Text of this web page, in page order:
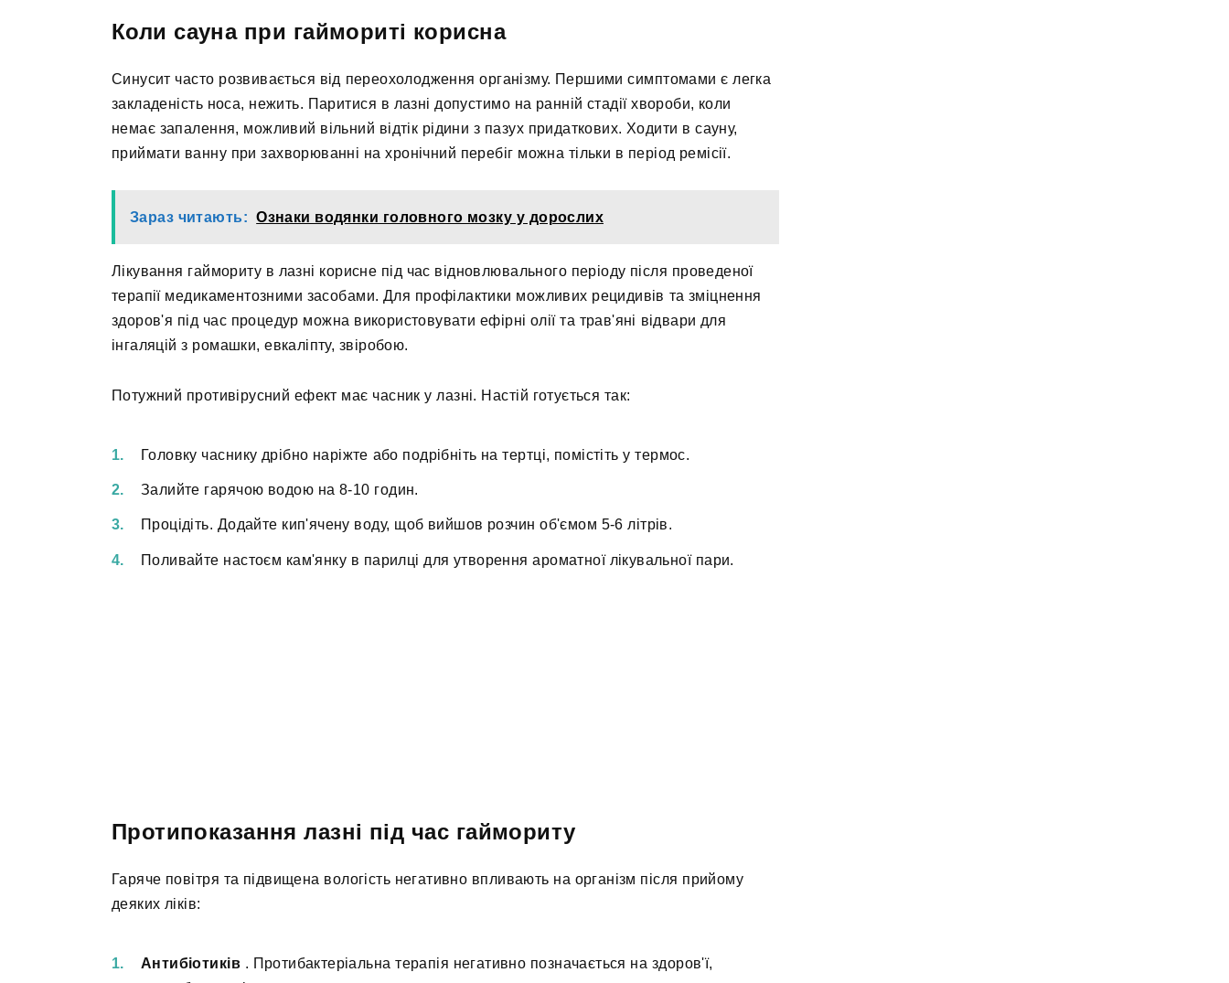
Коли сауна при гаймориті корисна
Синусит часто розвивається від переохолодження організму. Першими симптомами є легка
закладеність носа, нежить. Паритися в лазні допустимо на ранній стадії хвороби, коли
немає запалення, можливий вільний відтік рідини з пазух придаткових. Ходити в сауну,
приймати ванну при захворюванні на хронічний перебіг можна тільки в період ремісії.
Зараз читають: Ознаки водянки головного мозку у дорослих
Лікування гаймориту в лазні корисне під час відновлювального періоду після проведеної
терапії медикаментозними засобами. Для профілактики можливих рецидивів та зміцнення
здоров'я під час процедур можна використовувати ефірні олії та трав'яні відвари для
інгаляцій з ромашки, евкаліпту, звіробою.
Потужний противірусний ефект має часник у лазні. Настій готується так:
Головку часнику дрібно наріжте або подрібніть на тертці, помістіть у термос.
Залийте гарячою водою на 8-10 годин.
Процідіть. Додайте кип'ячену воду, щоб вийшов розчин об'ємом 5-6 літрів.
Поливайте настоєм кам'янку в парилці для утворення ароматної лікувальної пари.
Протипоказання лазні під час гаймориту
Гаряче повітря та підвищена вологість негативно впливають на організм після прийому
деяких ліків:
Антибіотиків. Протибактеріальна терапія негативно позначається на здоров'ї,